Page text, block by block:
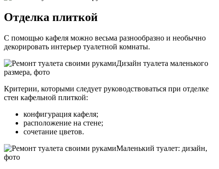
Отделка плиткой
С помощью кафеля можно весьма разнообразно и необычно
декорировать интерьер туалетной комнаты.
Дизайн туалета маленького
размера, фото
Критерии, которыми следует руководствоваться при отделке
стен кафельной плиткой:
конфигурация кафеля;
расположение на стене;
сочетание цветов.
Маленький туалет: дизайн,
фото